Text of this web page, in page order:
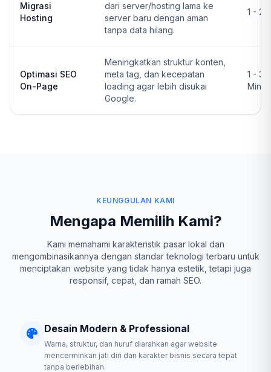
Migrasi
Hosting
dari server/hosting lama ke
server baru dengan aman
tanpa data hilang.
1 - 2
Optimasi SEO
On-Page
Meningkatkan struktur konten,
meta tag, dan kecepatan
loading agar lebih disukai
Google.
1 - 3
KEUNGGULAN KAMI
Mengapa Memilih Kami?
Kami memahami karakteristik pasar lokal dan
mengombinasikannya dengan standar teknologi terbaru untuk
menciptakan website yang tidak hanya estetik, tetapi juga
responsif, cepat, dan ramah SEO.
Desain Modern & Professional
Warna, struktur, dan huruf diarahkan agar website
mencerminkan jati diri dan karakter bisnis secara tepat
tanpa berlebihan.